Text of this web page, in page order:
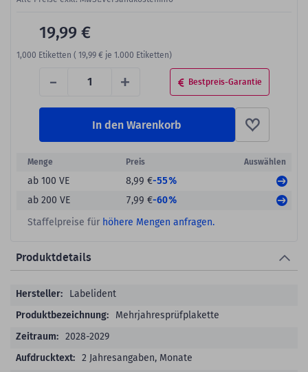
- + Bestpreis-Garantie
19,99 €
1,000 Etiketten ( 19,99 € je 1.000 Etiketten)
In den Warenkorb
Menge Preis Auswählen
ab 100 VE 8,99 €-55%
ab 200 VE
7,99 €-60%
Staffelpreise für höhere Mengen anfragen.
Produktdetails
ProduktdetailsLabelident
Mehrjahresprüfplakette
2028-2029
2 Jahresangaben, Monate